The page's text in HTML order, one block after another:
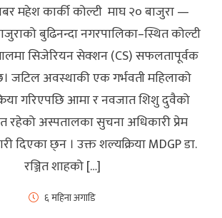
महेश कार्की कोल्टी माघ २० बाजुरा —
बुढिनन्दा नगरपालिका–स्थित कोल्टी
सिजेरियन सेक्शन (CS) सफलतापूर्वक
जटिल अवस्थाकी एक गर्भवती महिलाको
गरिएपछि आमा र नवजात शिशु दुवैको
रहेको अस्पतालका सुचना अधिकारी प्रेम
दिएका छ्न । उक्त शल्यक्रिया MDGP डा.
रञ्जित शाहको […]
६ महिना अगाडि